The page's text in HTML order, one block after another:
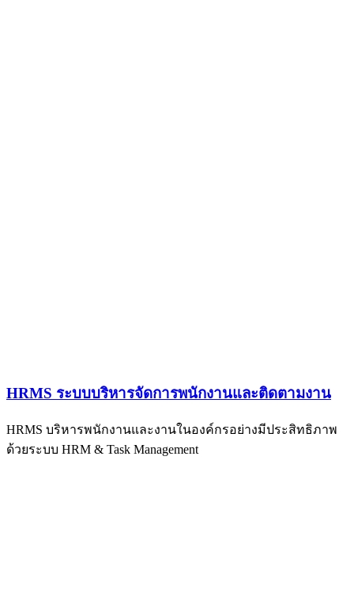
HRMS ระบบบริหารจัดการพนักงานและติดตามงาน
HRMS บริหารพนักงานและงานในองค์กรอย่างมีประสิทธิภาพ
ด้วยระบบ HRM & Task Management